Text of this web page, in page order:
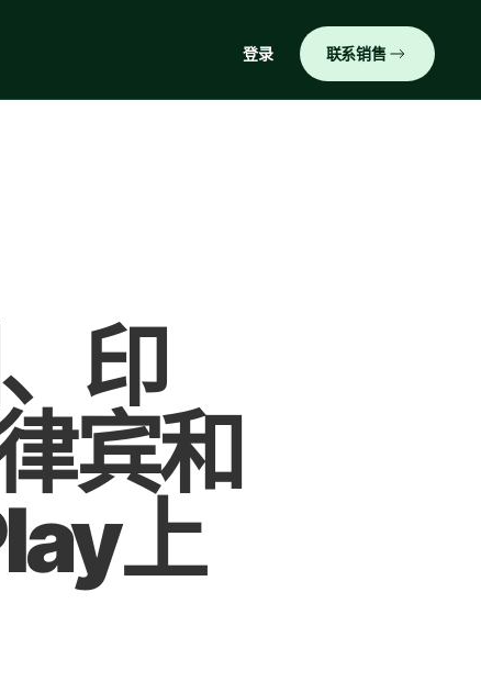
登录 联系销售
印
宾和
上